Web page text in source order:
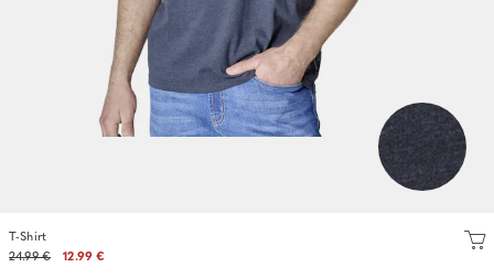
T-Shirt
24.99 €
12.99 €